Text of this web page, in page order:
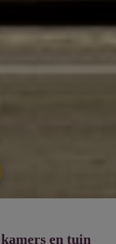
en tuin